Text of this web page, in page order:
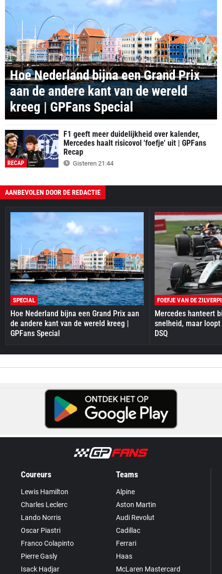
Hoe Nederland bijna een Grand Prix
aan de andere kant van de wereld
kreeg | GPFans Special
RECAP
F1 geeft meer duidelijkheid over kalender,
Mercedes haalt risicovol 'foefje' uit | GPFans
Recap
Gisteren 21:44
AANBEVOLEN DOOR DE REDACTIE
SPECIAL
Hoe Nederland bijna een Grand Prix aan
de andere kant van de wereld kreeg |
GPFans Special
FOEFJE VAN DE
Mercedes hanteert
snelheid, maar
DSQ
Coureurs
Lewis Hamilton
Charles Leclerc
Lando Norris
Oscar Piastri
Franco Colapinto
Pierre Gasly
Isack Hadjar
Teams
Alpine
Aston Martin
Audi Revolut
Cadillac
Ferrari
Haas
McLaren Mastercard